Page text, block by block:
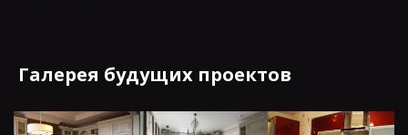
Галерея будущих проектов